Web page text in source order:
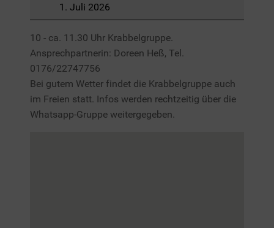
1. Juli 2026
10 - ca. 11.30 Uhr Krabbelgruppe.
Ansprechpartnerin: Doreen Heß, Tel.
0176/22747756
Bei gutem Wetter findet die Krabbelgruppe auch
im Freien statt. Infos werden rechtzeitig über die
Whatsapp-Gruppe weitergegeben.